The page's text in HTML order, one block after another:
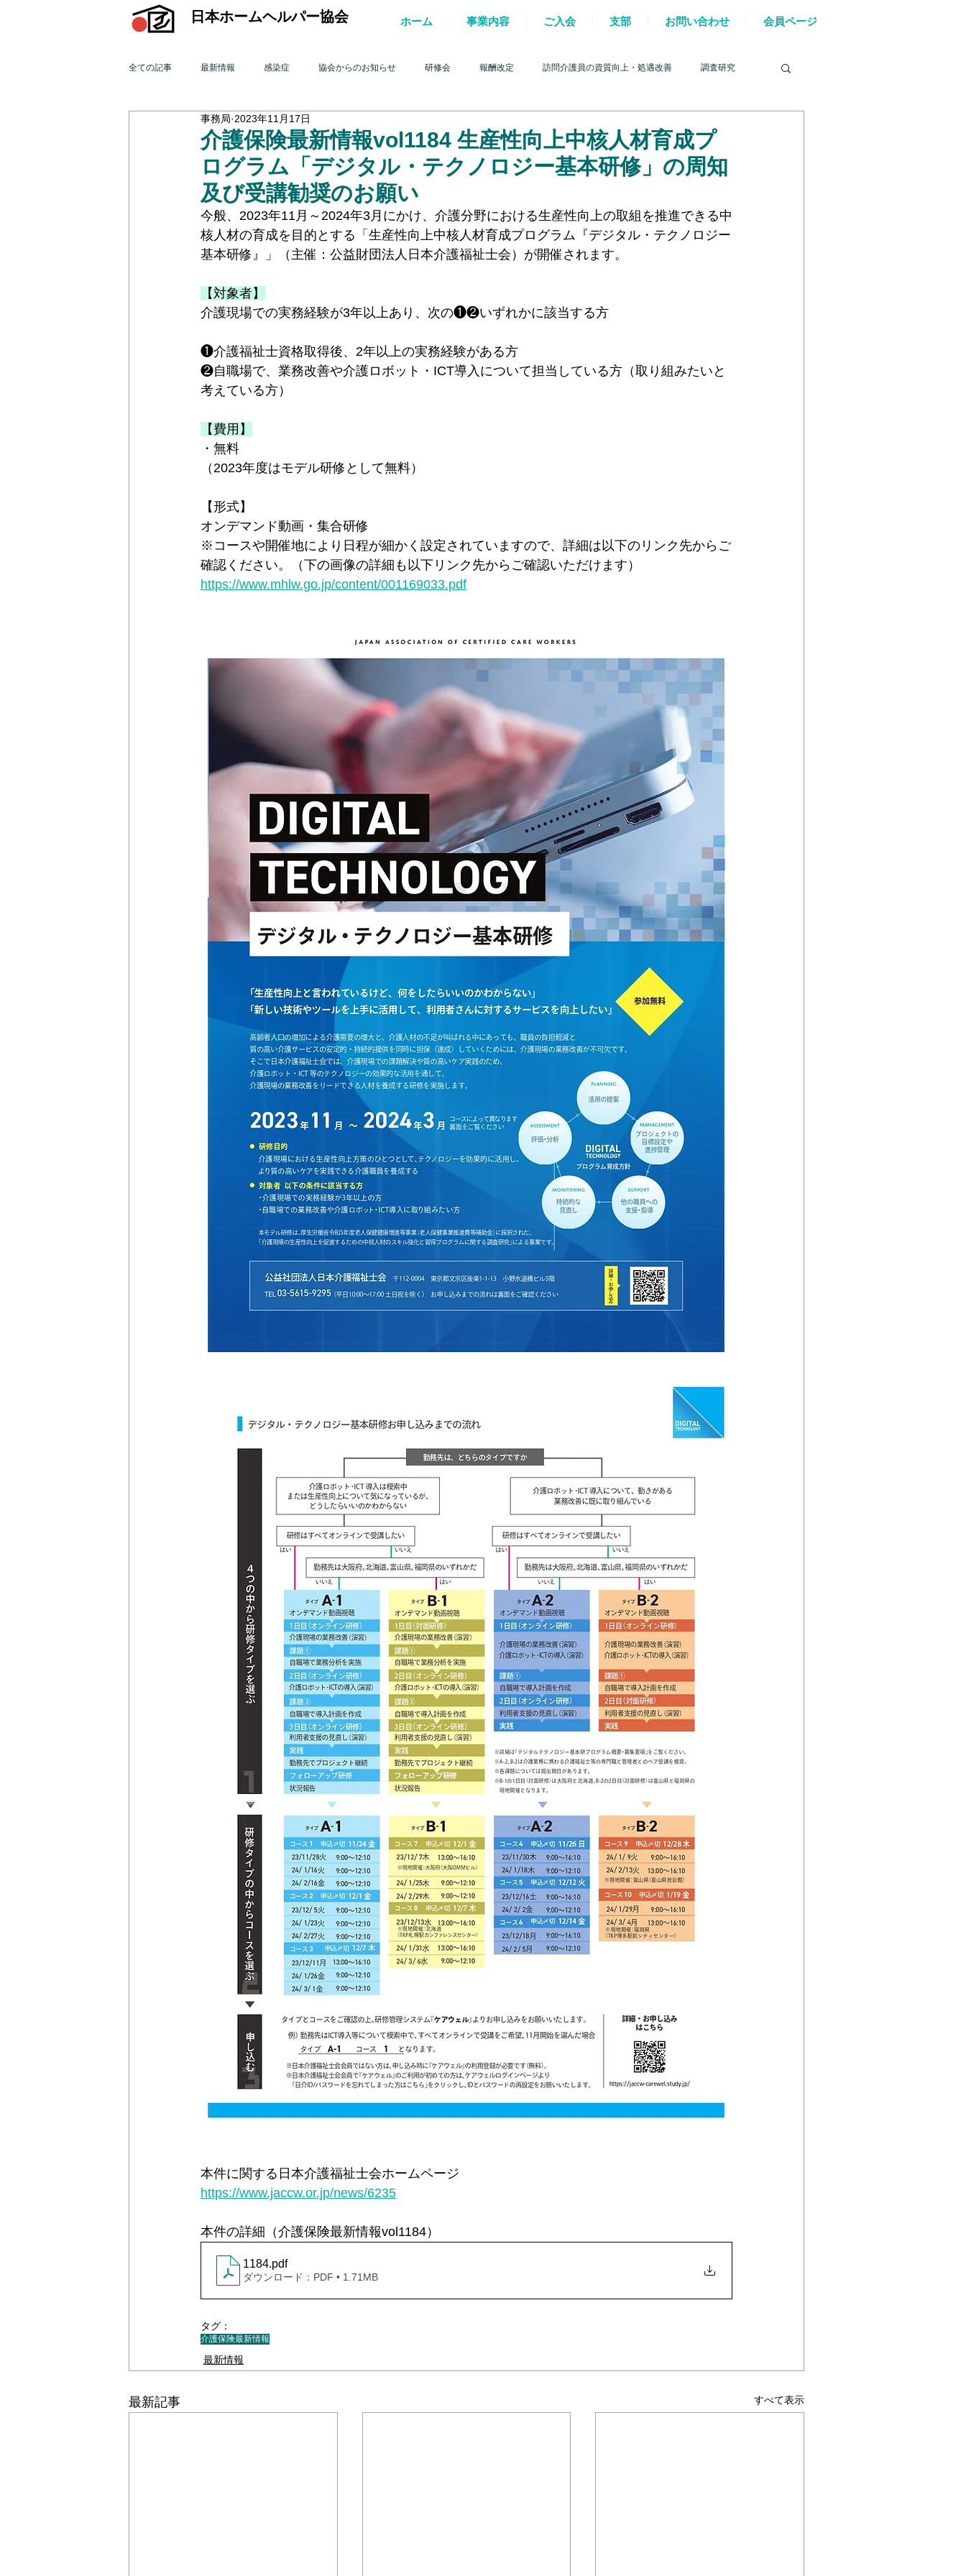
日本ホームヘルパー協会 ホーム 事業内容 ご入会 支部 お問い合わせ 会員ページ
全ての記事 最新情報 感染症 協会からのお知らせ 研修会 報酬改定 訪問介護員の資質向上・処遇改善 調査研究
機関誌「ホームヘルパー」 訪問介護を巡る動き
2015年 訪問介護を巡る動き 2014年 訪問介護を巡る動き
2011年 訪問介護を巡る動き 2010年 訪問介護を巡る動き 2009年 訪問介護を巡る動き Q&A 介護人材確保 YouTube
オンライン研修会 機関誌「ホームヘルパー」2022
＊＊機関誌「ホームヘルパー」2024 ＊＊＊機関誌「ホームヘルパー」2025 会員様限定ブログ
介護保険最新情報vol1184 生産性向上中核人材育成プ
ログラム「デジタル・テクノロジー基本研修」の周知
及び受講勧奨のお願い
事務局 2023年11月17日
今般、2023年11月～2024年3月にかけ、介護分野における生産性向上の取組を推進できる中
核人材の育成を目的とする「生産性向上中核人材育成プログラム『デジタル・テクノロジー
基本研修』」（主催：公益財団法人日本介護福祉士会）が開催されます。
【対象者】
介護現場での実務経験が3年以上あり、次の❶❷いずれかに該当する方
❶介護福祉士資格取得後、2年以上の実務経験がある方
❷自職場で、業務改善や介護ロボット・ICT導入について担当している方（取り組みたいと
考えている方）
【費用】
・無料
（2023年度はモデル研修として無料）
【形式】
オンデマンド動画・集合研修
※コースや開催地により日程が細かく設定されていますので、詳細は以下のリンク先からご
確認ください。（下の画像の詳細も以下リンク先からご確認いただけます）
https://www.mhlw.go.jp/content/001169033.pdf
本件に関する日本介護福祉士会ホームページ
https://www.jaccw.or.jp/news/6235
本件の詳細（介護保険最新情報vol1184）
1184.pdf
ダウンロード：PDF • 1.71MB
タグ：
介護保険最新情報
最新情報
最新記事 すべて表示